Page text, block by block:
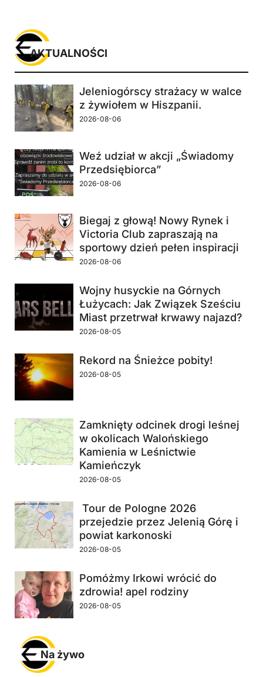
Jeleniogórscy strażacy w walce
z żywiołem w Hiszpanii.
2026-08-06
Weź udział w akcji „Świadomy
Przedsiębiorca”
2026-08-06
Biegaj z głową! Nowy Rynek i
Victoria Club zapraszają na
sportowy dzień pełen inspiracji
2026-08-06
Wojny husyckie na Górnych
Łużycach: Jak Związek Sześciu
Miast przetrwał krwawy najazd?
2026-08-05
Rekord na Śnieżce pobity!
2026-08-05
Zamknięty odcinek drogi leśnej
w okolicach Walońskiego
Kamienia w Leśnictwie
Kamieńczyk
2026-08-05
Tour de Pologne 2026
przejedzie przez Jelenią Górę i
powiat karkonoski
2026-08-05
Pomóżmy Irkowi wrócić do
zdrowia! apel rodziny
2026-08-05
AKTUALNOŚCI
Na żywo